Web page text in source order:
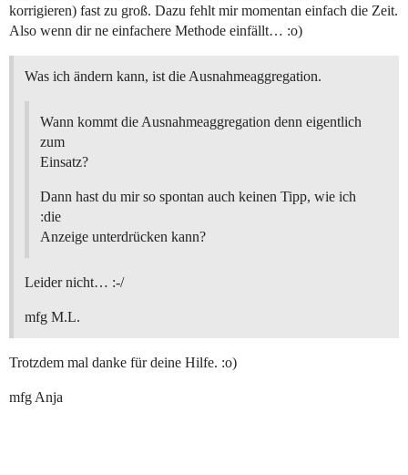
korrigieren) fast zu groß. Dazu fehlt mir momentan einfach die Zeit.
Also wenn dir ne einfachere Methode einfällt… :o)
Was ich ändern kann, ist die Ausnahmeaggregation.
Wann kommt die Ausnahmeaggregation denn eigentlich
zum
Einsatz?
Dann hast du mir so spontan auch keinen Tipp, wie ich
:die
Anzeige unterdrücken kann?
Leider nicht… :-/
mfg M.L.
Trotzdem mal danke für deine Hilfe. :o)
mfg Anja